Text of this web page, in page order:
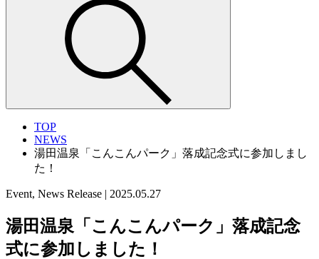
TOP
NEWS
湯田温泉「こんこんパーク」落成記念式に参加しまし
た！
Event, News Release | 2025.05.27
湯田温泉「こんこんパーク」落成記念
式に参加しました！